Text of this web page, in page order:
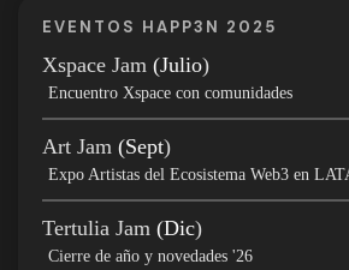
EVENTOS HAPP3N 2025
Xspace Jam (Julio)
Encuentro Xspace con comunidades
Art Jam (Sept)
Expo Artistas del Ecosistema Web3 en
Tertulia Jam (Dic)
Cierre de año y novedades '26